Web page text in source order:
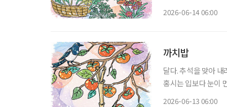
2026-06-14 06:00
까치밥
달다. 추석을 맞아
홍시는 입보다 눈이
2026-06-13 06:00